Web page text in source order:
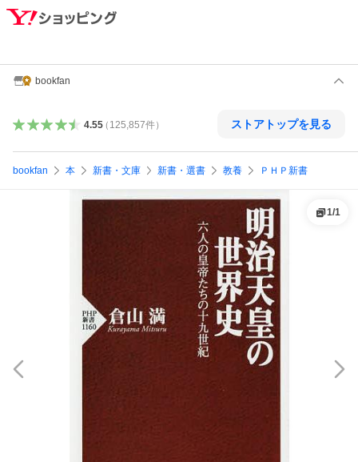
bookfan
4.55（ 125,857件） ストアトップを見る
bookfan 本 新書・文庫 新書・選書 教養 ＰＨＰ新書
1/1